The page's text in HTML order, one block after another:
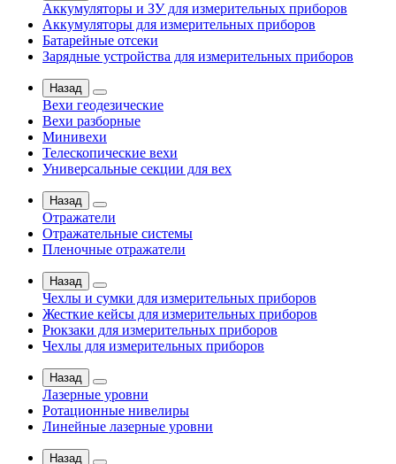
Аккумуляторы и ЗУ для измерительных приборов
Аккумуляторы для измерительных приборов
Батарейные отсеки
Зарядные устройства для измерительных приборов
Назад
Вехи геодезические
Вехи разборные
Минивехи
Телескопические вехи
Универсальные секции для вех
Назад
Отражатели
Отражательные системы
Пленочные отражатели
Назад
Чехлы и сумки для измерительных приборов
Жесткие кейсы для измерительных приборов
Рюкзаки для измерительных приборов
Чехлы для измерительных приборов
Назад
Лазерные уровни
Ротационные нивелиры
Линейные лазерные уровни
Назад